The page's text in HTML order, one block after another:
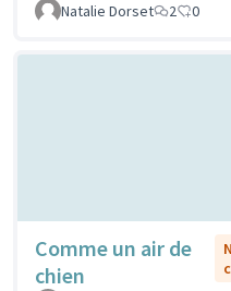
Natalie Dorset 2 0
Comme un air de
chien